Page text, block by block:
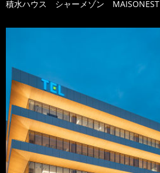
積水ハウス シャーメゾン MAISONEST